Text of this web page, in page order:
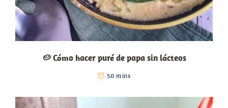
🥔 Cómo hacer puré de papa sin lácteos
50 mins